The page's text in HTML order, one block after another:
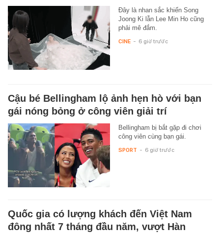
Đây là nhan sắc khiến Song
Joong Ki lẫn Lee Min Ho cũng
phải mê đắm.
CINE - 6 giờ trước
Cậu bé Bellingham lộ ảnh hẹn hò với bạn
gái nóng bỏng ở công viên giải trí
Bellingham bị bắt gặp đi chơi
công viên cùng bạn gái.
SPORT - 6 giờ trước
Quốc gia có lượng khách đến Việt Nam
đông nhất 7 tháng đầu năm, vượt Hàn